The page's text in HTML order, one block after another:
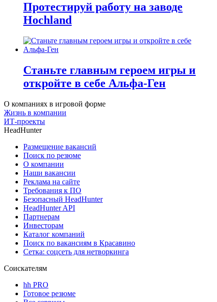
Протестируй работу на заводе
Hochland
Станьте главным героем игры и
откройте в себе Альфа-Ген
О компаниях в игровой форме
Жизнь в компании
ИТ-проекты
HeadHunter
Размещение вакансий
Поиск по резюме
О компании
Наши вакансии
Реклама на сайте
Требования к ПО
Безопасный HeadHunter
HeadHunter API
Партнерам
Инвесторам
Каталог компаний
Поиск по вакансиям в Красавино
Сетка: соцсеть для нетворкинга
Соискателям
hh PRO
Готовое резюме